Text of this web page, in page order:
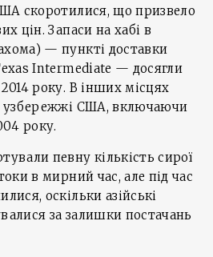
скоротилися, що призвело
цін. Запаси на хабі в
— пункті доставки
Intermediate — досягли
року. В інших місцях
узбережжі США, включаючи
року.
певну кількість сирої
в мирний час, але під час
оскільки азійські
за залишки постачань